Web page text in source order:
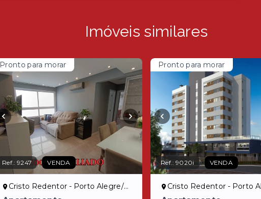
Imóveis similares
Pronto para morar
Ref.:9247 VENDA
Cristo Redentor - Porto Alegre/RS
Pronto para morar
Ref.:9020i VENDA
Cristo Redentor - Porto